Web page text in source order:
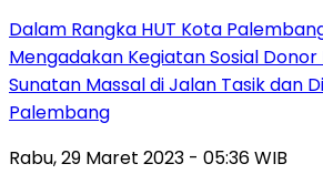
Dalam Rangka HUT Kota
Mengadakan Kegiatan Sosial
Sunatan Massal di Jalan Tasik dan
Palembang
Rabu, 29 Maret 2023 - 05:36 WIB